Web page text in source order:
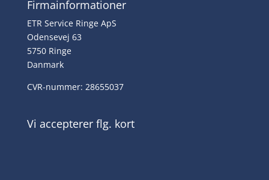
Firmainformationer
ETR Service Ringe ApS
Odensevej 63
5750 Ringe
Danmark
CVR-nummer: 28655037
Vi accepterer flg. kort